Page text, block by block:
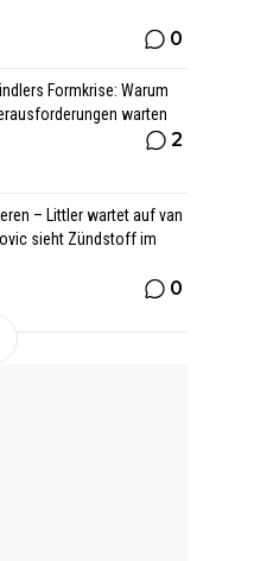
0
Formkrise: Warum
warten
2
– Littler wartet auf van
sieht Zündstoff im
0